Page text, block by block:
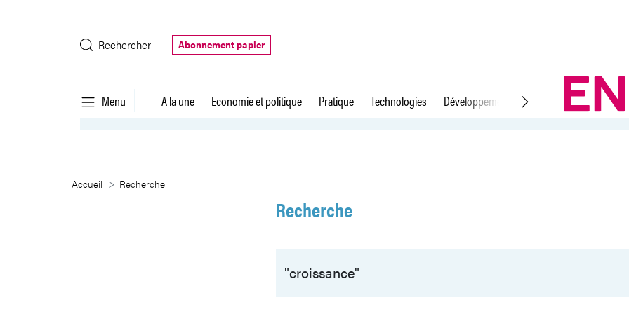
Rechercher
Abonnement papier
Menu A la une Economie et politique Pratique Technologies Développement durable Droit du travail
Recherche
Accueil Recherche
Recherche